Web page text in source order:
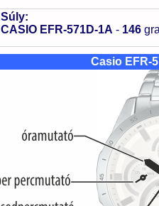
Súly:
CASIO EFR-571D-1A - 146
Casio EFR-